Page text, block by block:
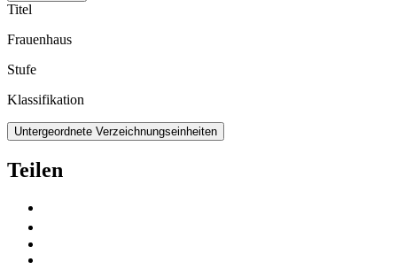
Titel
Frauenhaus
Stufe
Klassifikation
Untergeordnete Verzeichnungseinheiten
Teilen